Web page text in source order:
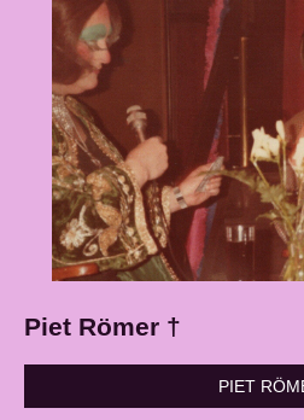
Piet Römer †
PIET